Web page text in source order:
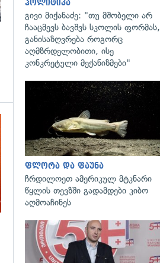
პოლიტიკა
გივი მიქანაძე: "თუ მშობელი არ
ჩააცმევს ბავშვს სკოლის ფორმას,
განისაზღვრება როგორც
აღმზრდელობითი, ისე
კონკრეტული მექანიზმები"
ფლორა და ფაუნა
ჩრდილოეთ ამერიკულ მტკნარი
წყლის თევზში გადამდები კიბო
აღმოაჩინეს